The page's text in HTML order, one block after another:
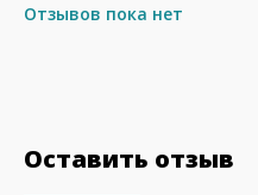
Отзывов пока нет
Оставить отзыв